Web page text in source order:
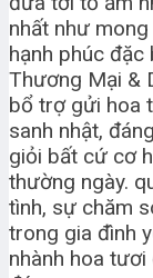
nhất như
hạnh phúc đặc
Thương Mại &
bổ trợ gửi hoa
sanh nhật,
giỏi bất cứ cơ
thường ngày.
tình, sự chăm
trong gia đình
nhành hoa